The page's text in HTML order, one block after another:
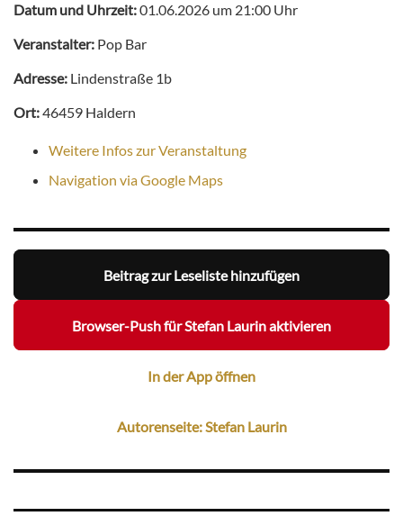
Datum und Uhrzeit:01.06.2026 um 21:00 Uhr
Veranstalter: Pop Bar
Adresse: Lindenstraße 1b
Ort:46459 Haldern
Weitere Infos zur Veranstaltung
Navigation via Google Maps
Beitrag zur Leseliste hinzufügen
Browser-Push für Stefan Laurin aktivieren
In der App öffnen
Autorenseite: Stefan Laurin